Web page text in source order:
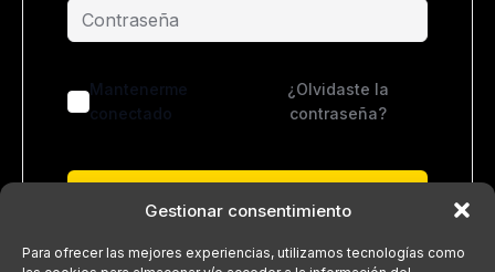
Gestionar consentimiento
Para ofrecer las mejores experiencias, utilizamos tecnologías como
Mantenerme
conectado
¿Olvidaste la
contraseña?
¿No tienes una cuenta?Regístrate ahora